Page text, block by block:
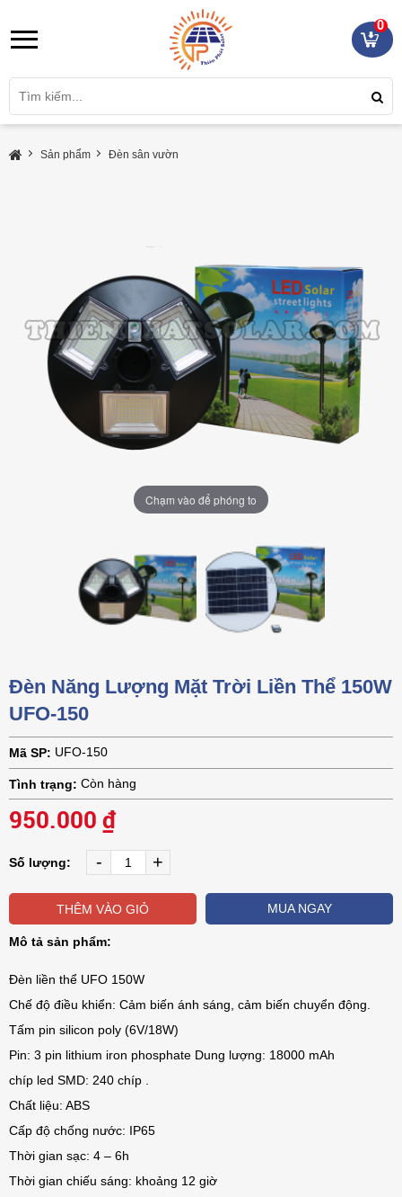
0
Sản phẩm Đèn sân vườn
Chạm vào để phóng to
Chạm vào để phóng to
Đèn Năng Lượng Mặt Trời Liền Thể 150W
UFO-150
Mã SP: UFO-150
Tình trạng: Còn hàng
950.000 ₫
Số lượng: - +
THÊM VÀO GIỎ MUA NGAY
Mô tả sản phẩm:
Đèn liền thể UFO 150W
Chế độ điều khiển: Cảm biến ánh sáng, cảm biến chuyển động.
Tấm pin silicon poly (6V/18W)
Pin: 3 pin lithium iron phosphate Dung lượng: 18000 mAh
chíp led SMD: 240 chíp .
Chất liệu: ABS
Cấp độ chống nước: IP65
Thời gian sạc: 4 – 6h
Thời gian chiếu sáng: khoảng 12 giờ